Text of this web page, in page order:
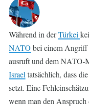
Während in derTürkei
NATO bei einem Angriff
ausruft und dem NATO-
Israel tatsächlich, dass
setzt. Eine
wenn man den Anspruch